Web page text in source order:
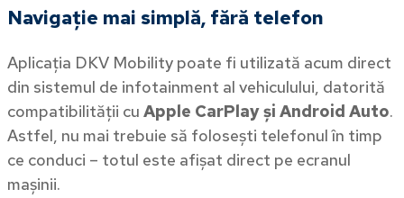
Navigație mai simplă, fără telefon
Aplicația DKV Mobility poate fi utilizată acum direct
din sistemul de infotainment al vehiculului, datorită
compatibilității cu Apple CarPlay și Android Auto.
Astfel, nu mai trebuie să folosești telefonul în timp
ce conduci – totul este afișat direct pe ecranul
mașinii.